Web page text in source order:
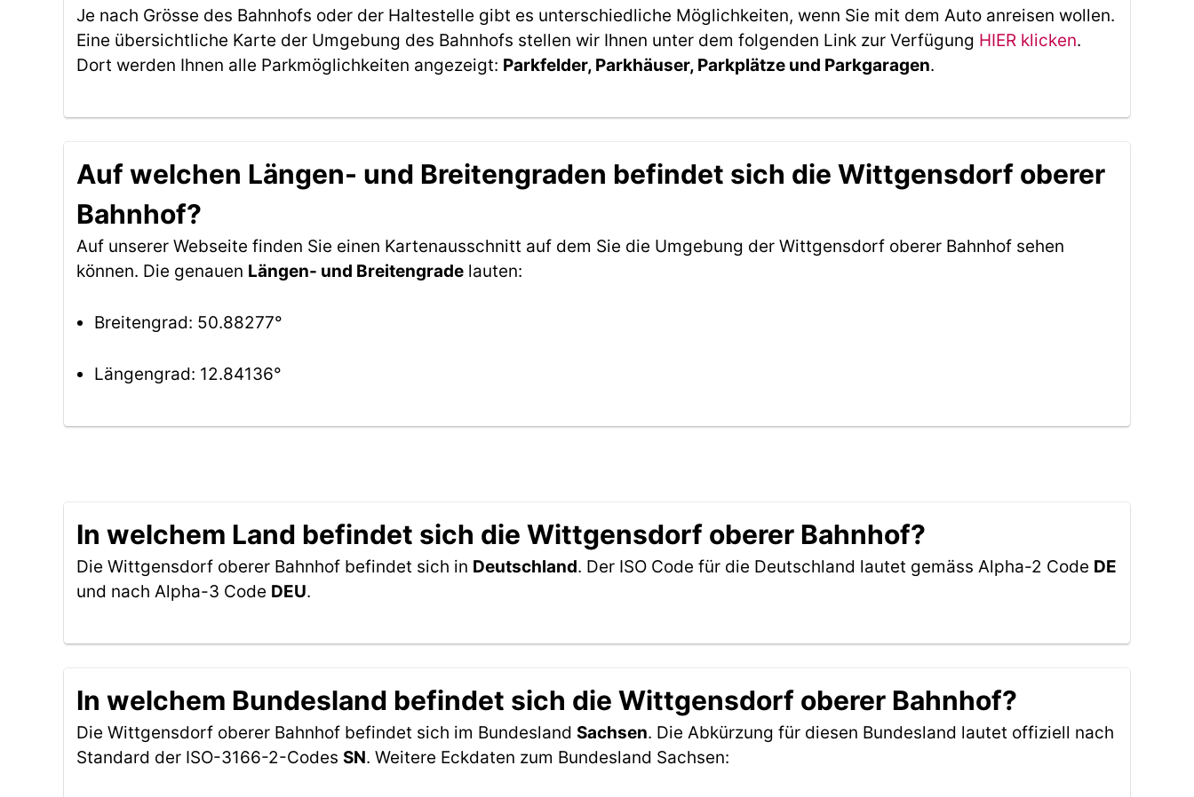
Je nach Grösse des Bahnhofs oder der Haltestelle gibt es unterschiedliche Möglichkeiten, wenn Sie mit dem Auto anreisen wollen.
Eine übersichtliche Karte der Umgebung des Bahnhofs stellen wir Ihnen unter dem folgenden Link zur Verfügung HIER klicken.
Dort werden Ihnen alle Parkmöglichkeiten angezeigt: Parkfelder, Parkhäuser, Parkplätze und Parkgaragen.
Auf welchen Längen- und Breitengraden befindet sich die Wittgensdorf oberer
Bahnhof?
Auf unserer Webseite finden Sie einen Kartenausschnitt auf dem Sie die Umgebung der Wittgensdorf oberer Bahnhof sehen
können. Die genauen Längen- und Breitengrade lauten:
Breitengrad: 50.88277°
Längengrad: 12.84136°
In welchem Land befindet sich die Wittgensdorf oberer Bahnhof?
Die Wittgensdorf oberer Bahnhof befindet sich in Deutschland. Der ISO Code für die Deutschland lautet gemäss Alpha-2 Code DE
und nach Alpha-3 Code DEU.
In welchem Bundesland befindet sich die Wittgensdorf oberer Bahnhof?
Die Wittgensdorf oberer Bahnhof befindet sich im Bundesland Sachsen. Die Abkürzung für diesen Bundesland lautet offiziell nach
Standard der ISO-3166-2-Codes SN. Weitere Eckdaten zum Bundesland Sachsen: